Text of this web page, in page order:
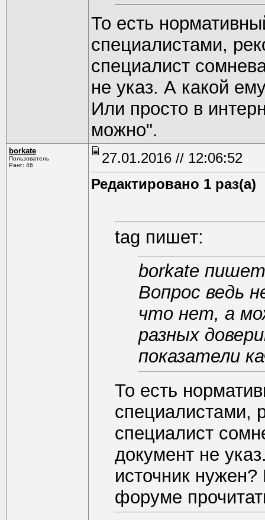
То есть
специалистами,
специалист
не указ. А какой
Или просто в
можно".
borkate
Пользователь
Ранг: 46
27.01.2016 // 12:06:52
Редактировано 1 раз(а)
tag пишет:
borkate
Вопрос ведь
что нет, а
разных
показатели
То есть
специалистами,
специалист
документ не
источник
форуме